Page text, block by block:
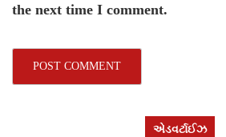
the next time I comment.
એડવર્ટાઈઝ